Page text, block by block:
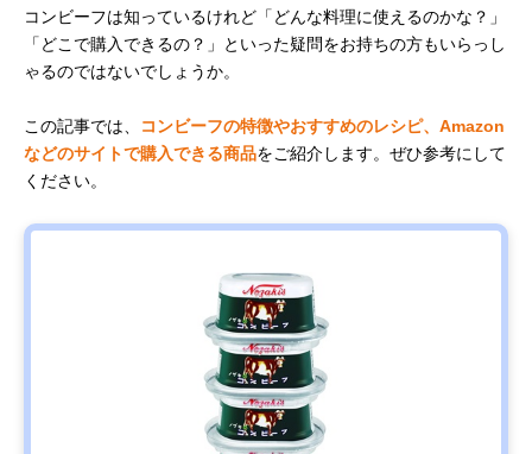
コンビーフは知っているけれど「どんな料理に使えるのかな？」
「どこで購入できるの？」といった疑問をお持ちの方もいらっし
ゃるのではないでしょうか。
この記事では、
コンビーフの特徴やおすすめのレシピ、Amazon
などのサイトで購入できる商品をご紹介します。ぜひ参考にして
ください。